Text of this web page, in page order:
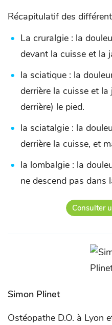
Récapitulatif des
La cruralgie : la
devant la cuisse et la
la sciatique : la
derrière la cuisse et
derrière) le pied.
la sciatalgie : la
derrière la cuisse, et
la lombalgie : la
ne descend pas dans
Consulter
Simon Plinet
Ostéopathe D.O. à Lyon